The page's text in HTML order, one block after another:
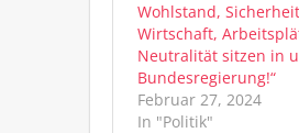
Wohlstand,
Wirtschaft,
Neutralität sitzen in
Bundesregierung!“
Februar 27, 2024
In "Politik"